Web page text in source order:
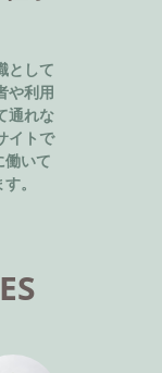
として
や利用
通れな
イトで
働いて
。